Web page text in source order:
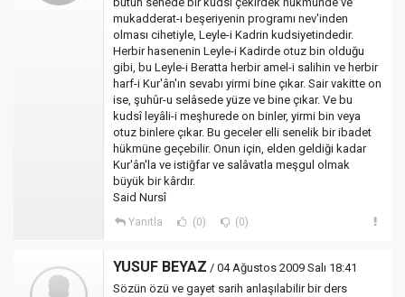
mukadderat-ı beşeriyenin programı nev'inden
olması cihetiyle, Leyle-i Kadrin kudsiyetindedir.
Herbir hasenenin Leyle-i Kadirde otuz bin olduğu
gibi, bu Leyle-i Beratta herbir amel-i salihin ve herbir
harf-i Kur'ân'ın sevabı yirmi bine çıkar. Sair vakitte on
ise, şuhûr-u selâsede yüze ve bine çıkar. Ve bu
kudsî leyâli-i meşhurede on binler, yirmi bin veya
otuz binlere çıkar. Bu geceler elli senelik bir ibadet
hükmüne geçebilir. Onun için, elden geldiği kadar
Kur'ân'la ve istiğfar ve salâvatla meşgul olmak
büyük bir kârdır.
Said Nursî
Yanıtla (0) (0)
YUSUF BEYAZ / 04 Ağustos 2009 Salı 18:41
Sözün özü ve gayet sarih anlaşılabilir bir ders